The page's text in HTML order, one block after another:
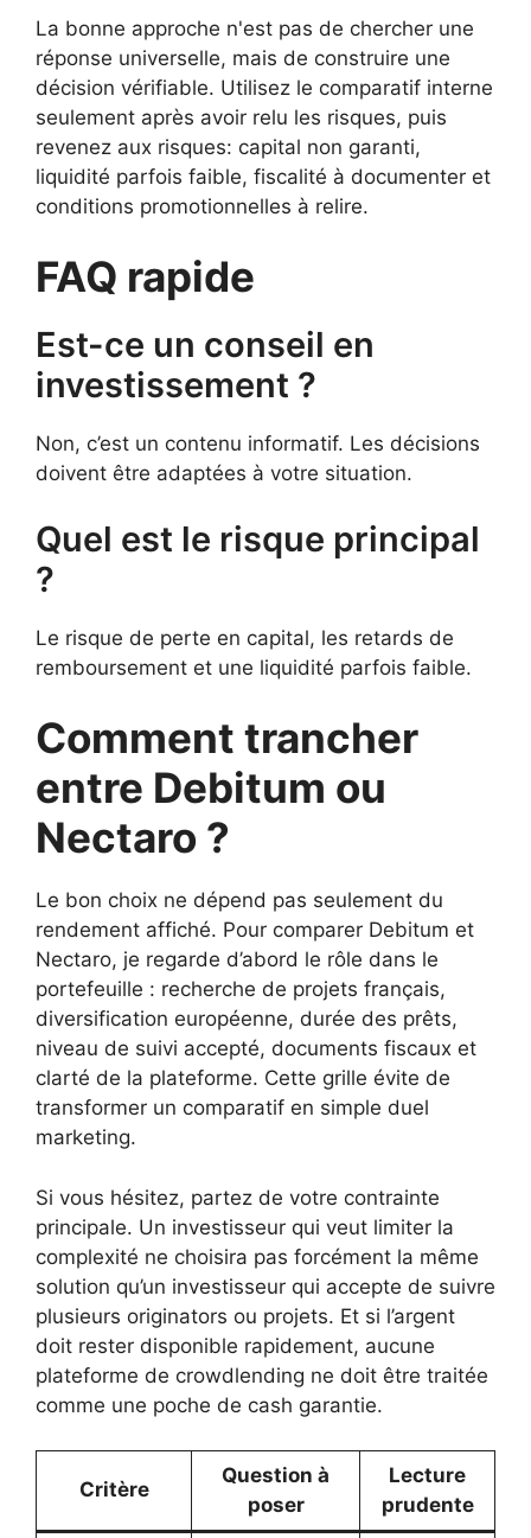
La bonne approche n'est pas de chercher une
réponse universelle, mais de construire une
décision vérifiable. Utilisez le comparatif interne
seulement après avoir relu les risques, puis
revenez aux risques: capital non garanti,
liquidité parfois faible, fiscalité à documenter et
conditions promotionnelles à relire.
FAQ rapide
Est-ce un conseil en
investissement ?
Non, c’est un contenu informatif. Les décisions
doivent être adaptées à votre situation.
Quel est le risque principal
?
Le risque de perte en capital, les retards de
remboursement et une liquidité parfois faible.
Comment trancher
entre Debitum ou
Nectaro ?
Le bon choix ne dépend pas seulement du
rendement affiché. Pour comparer Debitum et
Nectaro, je regarde d’abord le rôle dans le
portefeuille : recherche de projets français,
diversification européenne, durée des prêts,
niveau de suivi accepté, documents fiscaux et
clarté de la plateforme. Cette grille évite de
transformer un comparatif en simple duel
marketing.
Si vous hésitez, partez de votre contrainte
principale. Un investisseur qui veut limiter la
complexité ne choisira pas forcément la même
solution qu’un investisseur qui accepte de suivre
plusieurs originators ou projets. Et si l’argent
doit rester disponible rapidement, aucune
plateforme de crowdlending ne doit être traitée
comme une poche de cash garantie.
Critère
Question à
poser
Lecture
prudente